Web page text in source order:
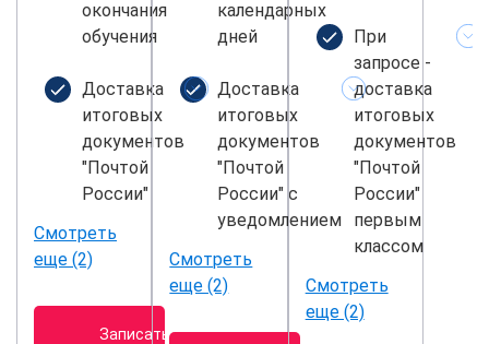
окончания
обучения
Доставка
итоговых
документов
"Почтой
России"
Смотреть
еще (2)
Записаться
календарных
дней
Доставка
итоговых
документов
"Почтой
России" с
уведомлением
Смотреть
еще (2)
При
запросе -
доставка
итоговых
документов
"Почтой
России"
первым
классом
Смотреть
еще (2)